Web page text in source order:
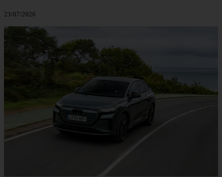
23/07/2026